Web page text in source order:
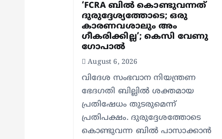
‘FCRA ബിൽ കൊണ്ടുവന്നത്
ദുരുദ്ദേശ്യത്തോടെ; ഒരു
കാരണവശാലും അം​
ഗീകരിക്കില്ല’; കെസി വേണു​
ഗോപാൽ
August 6, 2026
വിദേശ സംഭവാന നിയന്ത്രണ
ഭേദഗതി ബില്ലിൽ ശക്തമായ
പ്രതിഷേധം തുടരുമെന്ന്
പ്രതിപക്ഷം. ദുരുദ്ദേശത്തോടെ
കൊണ്ടുവന്ന ബിൽ പാസാക്കാൻ